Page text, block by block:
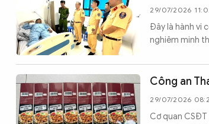
29/07/2026
Đây là hành vi
nghiêm minh
Công an
29/07/2026
Cơ quan CSĐT